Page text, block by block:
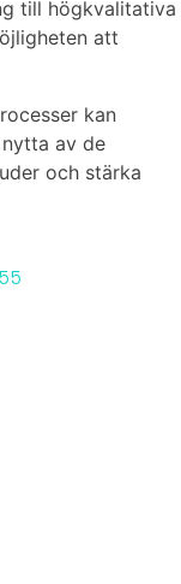
till högkvalitativa
att
kan
av de
och stärka